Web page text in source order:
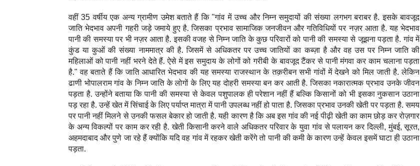
वहीं 35 वर्षीय एक अन्य ग्रामीण उमेश बताते हैं कि "गांव में उच्च और निम्न समुदायों की संख्या लगभग बराबर है. इसके बावजूद
जाति भेदभाव अपनी गहरी जड़े जमाये हुए है. जिसका प्रभाव सामाजिक जनजीवन और गतिविधियों पर नज़र आता है. यह भेदभाव
पानी की समस्या पर भी नज़र आता है. इसकी वजह से निम्न जाति के कुछ परिवारों को पानी की समस्या से जूझना पड़ता है. गांव में
कुंड या कुओं की संख्या नाममात्र की है. जिसमें से अधिकतर पर उच्च जातियों का कब्ज़ा है और वह उस पर निम्न जाति की
महिलाओं को पानी नहीं भरने देते हैं. ऐसे में इस समुदाय के लोगों को गरीबी के बावजूद टैंकर से पानी मंगवा कर काम चलाना पड़ता
है." वह बताते हैं कि जाति आधारित भेदभाव की यह समस्या राजस्थान के तक़रीबन सभी गांवों में देखने को मिल जाती है. लेकिन
ढाणी भोपालराम गांव के निम्न जाति के लोगों के लिए यह दोहरी समस्या बन कर आती है. जिसका नकारात्मक प्रभाव उनके जीवन
पड़ता है. उन्होंने बताया कि पानी की समस्या से केवल पशुपालक ही परेशान नहीं हैं बल्कि किसानों को भी इसका नुकसान उठाना
पड़ रहा है. उन्हें खेत में सिंचाई के लिए पर्याप्त मात्रा में पानी उपलब्ध नहीं हो पाता है. जिसका प्रभाव उनकी खेती पर पड़ता है. समय
पर पानी नहीं मिलने से उनकी फसल बेकार हो जाती है. यही कारण है कि अब इस गांव की नई पीढ़ी खेती का काम छोड़ कर रोज़गार
के अन्य विकल्पों पर काम कर रही है. खेती किसानी करने वाले अधिकतर परिवार के युवा गांव से पलायन कर दिल्ली, मुंबई, सूरत,
अहमदाबाद और पुणे जा रहे हैं क्योंकि यदि वह गांव में रहकर खेती करेंगे तो पानी की कमी के कारण उन्हें केवल इसमें घाटा ही उठाना
पड़ता.